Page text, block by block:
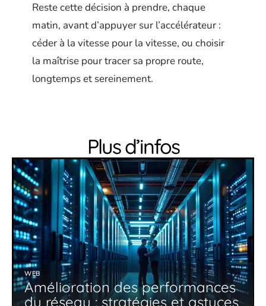
Reste cette décision à prendre, chaque
matin, avant d’appuyer sur l’accélérateur :
céder à la vitesse pour la vitesse, ou choisir
la maîtrise pour tracer sa propre route,
longtemps et sereinement.
Plus d’infos
WEB
Amélioration des performances
du réseau : stratégies et astuces